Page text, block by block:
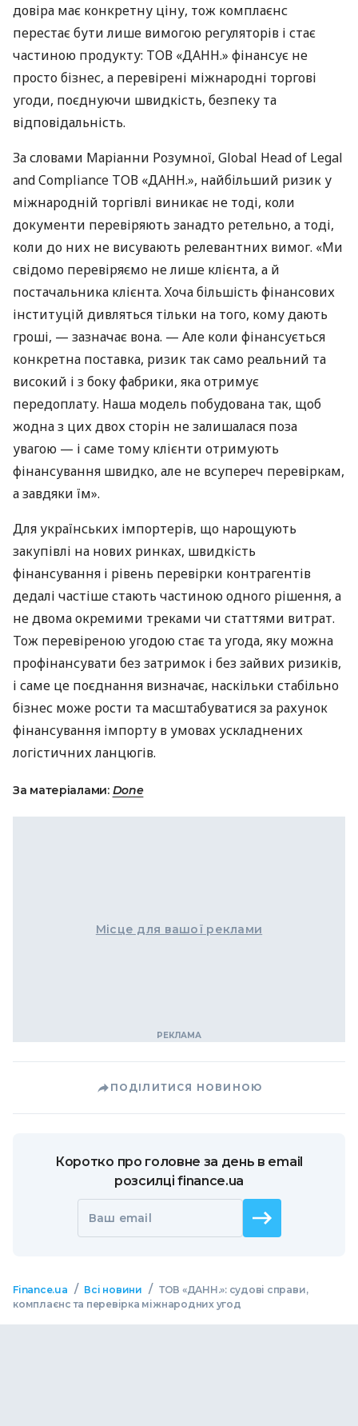
довіра має конкретну ціну, тож комплаєнс
перестає бути лише вимогою регуляторів і стає
частиною продукту: ТОВ «ДАНН.» фінансує не
просто бізнес, а перевірені міжнародні торгові
угоди, поєднуючи швидкість, безпеку та
відповідальність.
За словами Маріанни Розумної, Global Head of Legal
and Compliance ТОВ «ДАНН.», найбільший ризик у
міжнародній торгівлі виникає не тоді, коли
документи перевіряють занадто ретельно, а тоді,
коли до них не висувають релевантних вимог. «Ми
свідомо перевіряємо не лише клієнта, а й
постачальника клієнта. Хоча більшість фінансових
інституцій дивляться тільки на того, кому дають
гроші, — зазначає вона. — Але коли фінансується
конкретна поставка, ризик так само реальний та
високий і з боку фабрики, яка отримує
передоплату. Наша модель побудована так, щоб
жодна з цих двох сторін не залишалася поза
увагою — і саме тому клієнти отримують
фінансування швидко, але не всупереч перевіркам,
а завдяки їм».
Для українських імпортерів, що нарощують
закупівлі на нових ринках, швидкість
фінансування і рівень перевірки контрагентів
дедалі частіше стають частиною одного рішення, а
не двома окремими треками чи статтями витрат.
Тож перевіреною угодою стає та угода, яку можна
профінансувати без затримок і без зайвих ризиків,
і саме це поєднання визначає, наскільки стабільно
бізнес може рости та масштабуватися за рахунок
фінансування імпорту в умовах ускладнених
логістичних ланцюгів.
За матеріалами: Done
Місце для вашої реклами
ПОДІЛИТИСЯ НОВИНОЮ
Коротко про головне за день в email
розсилці finance.ua
Ваш email
Finance.ua / Всі новини / ТОВ «ДАНН.»: судові справи,
комплаєнс та перевірка міжнародних угод